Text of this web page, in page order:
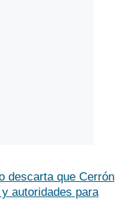
descarta que Cerrón
autoridades para